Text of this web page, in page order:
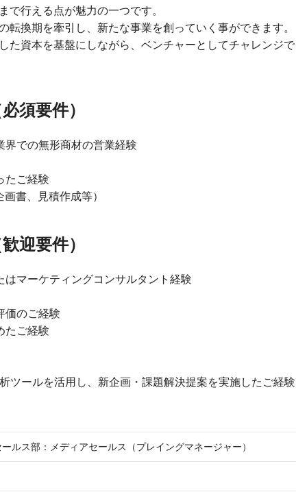
で行える点が魅力の一つです。
転換期を牽引し、新たな事業を創っていく事ができます。
た資本を基盤にしながら、ベンチャーとしてチャレンジで
須要件）
界での無形商材の営業経験
たご経験
書、見積作成等）
迎要件）
マーケティングコンサルタント経験
価のご経験
たご経験
ツールを活用し、新企画・課題解決提案を実施したご経験
ールス部：メディアセールス（プレイングマネージャー）